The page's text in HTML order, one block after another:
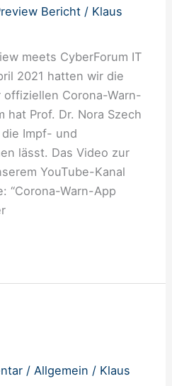
Bericht / Klaus
meets CyberForum IT
2021 hatten wir die
Corona-Warn-
hat Prof. Dr. Nora Szech
Impf- und
lässt. Das Video zur
YouTube-Kanal
“Corona-Warn-App
/Allgemein / Klaus